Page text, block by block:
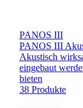
PANOS III
PANOS III
Akustisch
eingebaut
bieten
38 Produkte